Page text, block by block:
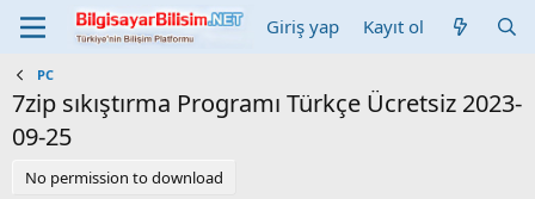
Giriş yap Kayıt ol
PC
7zip sıkıştırma Programı Türkçe Ücretsiz 2023-
09-25
No permission to download